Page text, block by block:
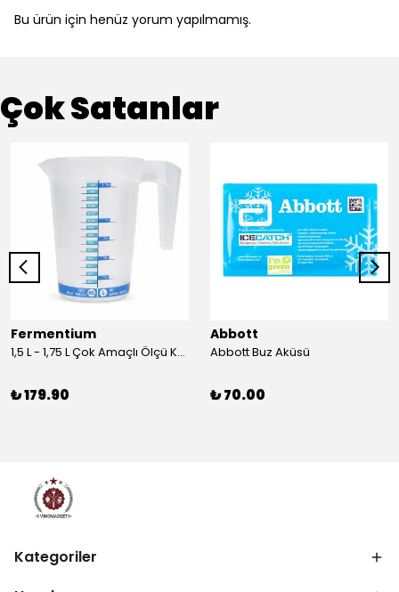
Bu ürün için henüz yorum yapılmamış.
Çok Satanlar
Fermentium
1,5 L - 1,75 L Çok Amaçlı Ölçü Kabı PlastArt
₺ 179.90
Abbott
Abbott Buz Aküsü
₺ 70.00
Kategoriler